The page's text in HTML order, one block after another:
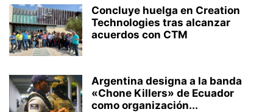
Concluye huelga en Creation
Technologies tras alcanzar
acuerdos con CTM
Argentina designa a la banda
«Chone Killers» de Ecuador
como organización...